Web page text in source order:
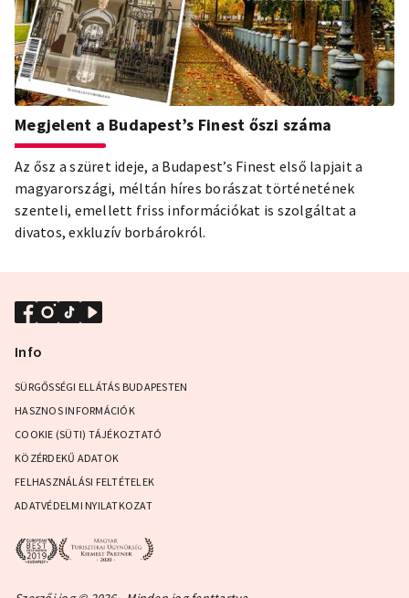
Megjelent a Budapest’s Finest őszi száma
Az ősz a szüret ideje, a Budapest’s Finest első lapjait a
magyarországi, méltán híres borászat történetének
szenteli, emellett friss információkat is szolgáltat a
divatos, exkluzív borbárokról.
Info
SÜRGŐSSÉGI ELLÁTÁS BUDAPESTEN
HASZNOS INFORMÁCIÓK
COOKIE (SÜTI) TÁJÉKOZTATÓ
KÖZÉRDEKŰ ADATOK
FELHASZNÁLÁSI FELTÉTELEK
ADATVÉDELMI NYILATKOZAT